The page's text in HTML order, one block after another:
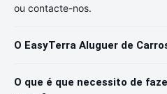
ou contacte-nos.
O EasyTerra Aluguer de
O que é que necessito de